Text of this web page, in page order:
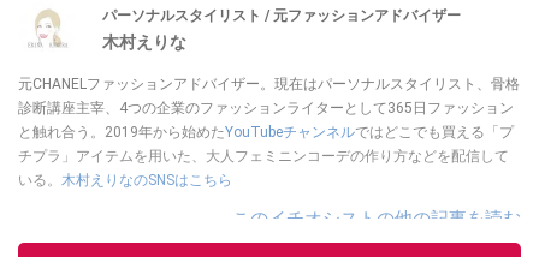
パーソナルスタイリスト / 元ファッションアドバイザー
木村えりな
元CHANELファッションアドバイザー。現在はパーソナルスタイリスト、骨格
診断講座主宰、4つの企業のファッションライターとして365日ファッション
と触れ合う。2019年から始めたYouTubeチャンネルではどこでも買える「プ
チプラ」アイテムを用いた、大人フェミニンコーデの作り方などを配信して
いる。 木村えりなのSNSはこちら
このイチオシストの他の記事を読む